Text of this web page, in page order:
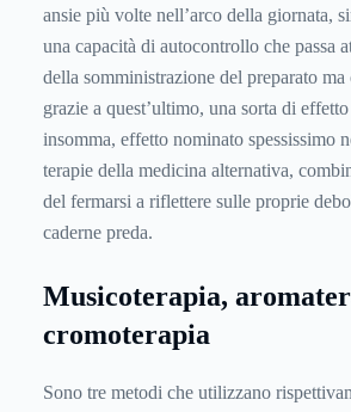
ansie più volte nell’arco della giornata,
una capacità di autocontrollo che passa
della somministrazione del preparato
grazie a quest’ultimo, una sorta di
insomma, effetto nominato spessissimo
terapie della medicina alternativa,
del fermarsi a riflettere sulle proprie
caderne preda.
Musicoterapia,
cromoterapia
Sono tre metodi che utilizzano